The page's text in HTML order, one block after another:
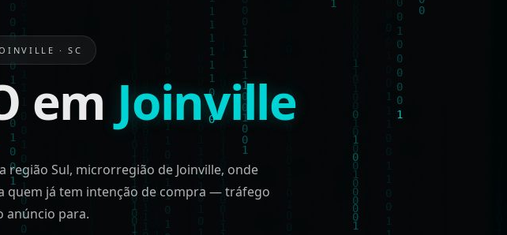
· SC
em Joinville
região Sul, microrregião de Joinville, onde
quem já tem intenção de compra — tráfego
anúncio para.